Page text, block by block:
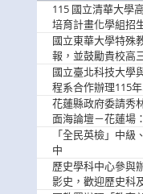
115 國立清華大學
培育計畫化學組招
國立東華大學特殊
報，並鼓勵貴校高
階段踴躍選填。
國立臺北科技大學
程系合作辦理115年
「
導體研習營」，歡
花蓮縣政府委請秀
面海論壇－花蓮場
外安全實務課程」
「全民英檢」中
中
歷史學科中心參與
影史，歡迎歷史科